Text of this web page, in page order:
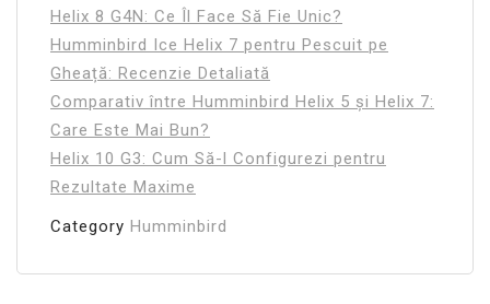
Helix 8 G4N: Ce Îl Face Să Fie Unic?
Humminbird Ice Helix 7 pentru Pescuit pe
Gheață: Recenzie Detaliată
Comparativ între Humminbird Helix 5 și Helix 7:
Care Este Mai Bun?
Helix 10 G3: Cum Să-l Configurezi pentru
Rezultate Maxime
Category Humminbird